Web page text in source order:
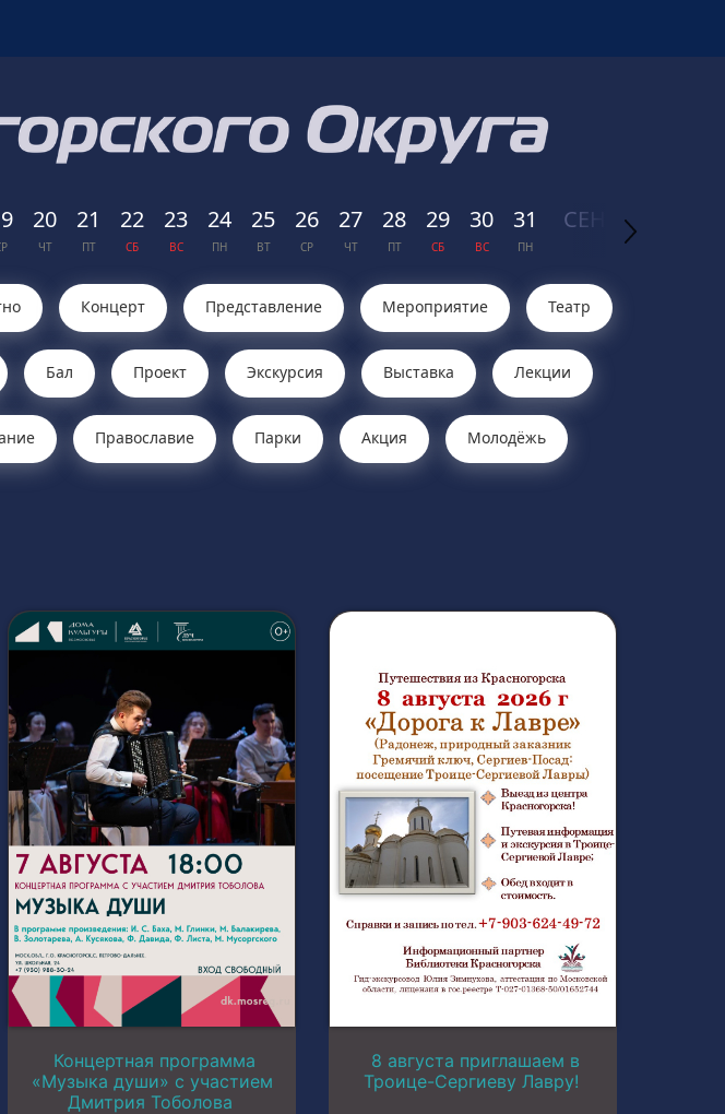
20
ЧТ
21
ПТ
22
СБ
23
ВС
24
ПН
25
ВТ
26
СР
27
ЧТ
28
ПТ
29
СБ
30
ВС
31
ПН
СЕН ТЯБРЬ
Концерт Представление Мероприятие Театр
Бал Проект Экскурсия Выставка Лекции
Православие Парки Акция Молодёжь
Концертная программа
«Музыка души» с участием
Дмитрия Тоболова
8 августа приглашаем в
Троице-Сергиеву Лавру!